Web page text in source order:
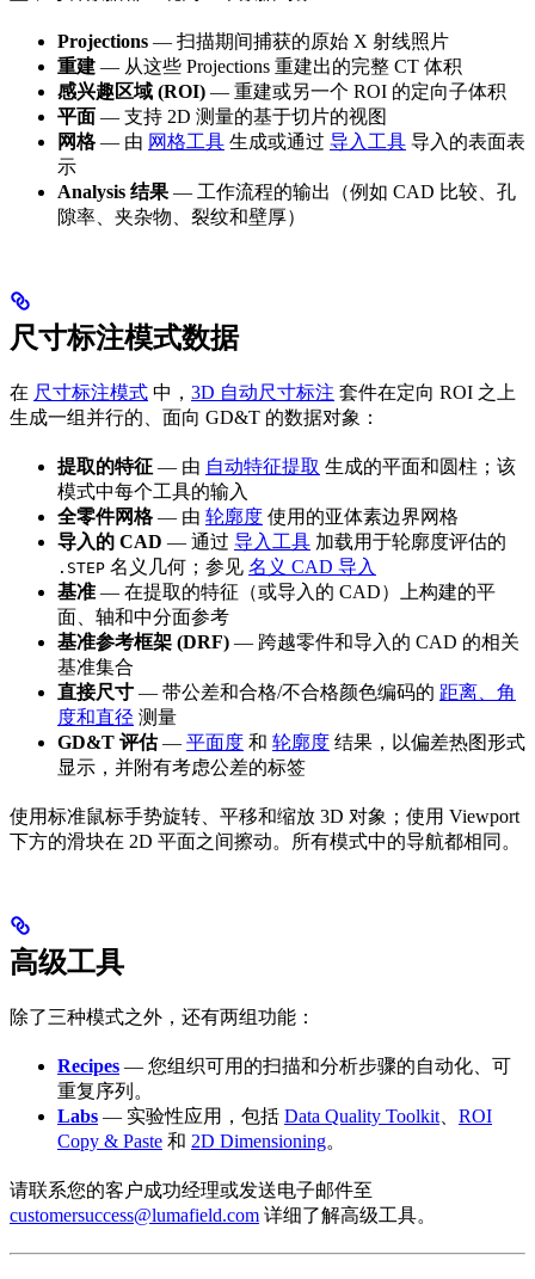
Projections — 扫描期间捕获的原始 X 射线照片
重建 — 从这些 Projections 重建出的完整 CT 体积
感兴趣区域 (ROI) — 重建或另一个 ROI 的定向子体积
平面 — 支持 2D 测量的基于切片的视图
网格— 由 网格工具 生成或通过 导入工具 导入的表面表
示
Analysis 结果 — 工作流程的输出（例如 CAD 比较、孔
隙率、夹杂物、裂纹和壁厚）
尺寸标注模式数据
在 尺寸标注模式 中， 3D 自动尺寸标注 套件在定向 ROI 之上
生成一组并行的、面向 GD&T 的数据对象：
提取的特征 — 由 自动特征提取 生成的平面和圆柱；该
模式中每个工具的输入
全零件网格— 由 轮廓度 使用的亚体素边界网格
导入的 CAD — 通过 导入工具 加载用于轮廓度评估的
.STEP 名义几何；参见 名义 CAD 导入
基准 — 在提取的特征（或导入的 CAD）上构建的平
面、轴和中分面参考
基准参考框架 (DRF) — 跨越零件和导入的 CAD 的相关
基准集合
直接尺寸 — 带公差和合格/不合格颜色编码的 距离、角
度和直径 测量
GD&T 评估— 平面度 和 轮廓度 结果，以偏差热图形式
显示，并附有考虑公差的标签
使用标准鼠标手势旋转、平移和缩放 3D 对象；使用 Viewport
下方的滑块在 2D 平面之间擦动。所有模式中的导航都相同。
高级工具
除了三种模式之外，还有两组功能：
Recipes — 您组织可用的扫描和分析步骤的自动化、可
重复序列。
Labs — 实验性应用，包括 Data Quality Toolkit
ROI
Copy & Paste 和 2D Dimensioning。
请联系您的客户成功经理或发送电子邮件至
customersuccess@lumafield.com 详细了解高级工具。